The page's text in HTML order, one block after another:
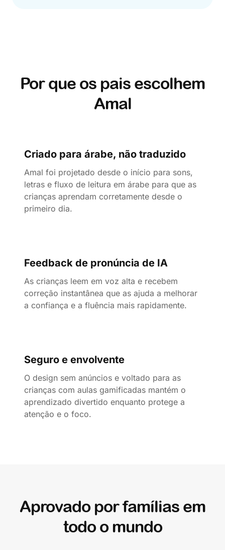
Por que os pais escolhem
Amal
Criado para árabe, não traduzido
Amal foi projetado desde o início para sons,
letras e fluxo de leitura em árabe para que as
crianças aprendam corretamente desde o
primeiro dia.
Feedback de pronúncia de IA
As crianças leem em voz alta e recebem
correção instantânea que as ajuda a melhorar
a confiança e a fluência mais rapidamente.
Seguro e envolvente
O design sem anúncios e voltado para as
crianças com aulas gamificadas mantém o
aprendizado divertido enquanto protege a
atenção e o foco.
Aprovado por famílias em
todo o mundo